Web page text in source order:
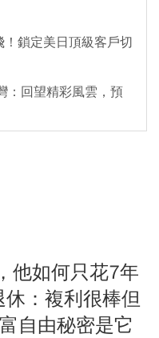
鎖定美日頂級客戶切
：回望精彩風雲，預
他如何只花7年
：複利很棒但
自由秘密是它